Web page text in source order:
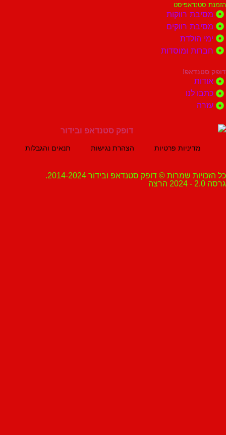
רווקות
רווקים
ומוסדות
לנו
מדיניות פרטיות הצהרת נגישות תנאים והגבלות
שמרות © דופק סטנדאפ ובידור 2014-2024.